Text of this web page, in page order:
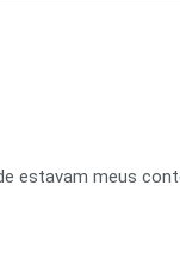
estavam meus